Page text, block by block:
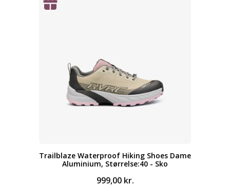
Trailblaze Waterproof Hiking Shoes Dame
Aluminium, Størrelse:40 - Sko
999,00 kr.